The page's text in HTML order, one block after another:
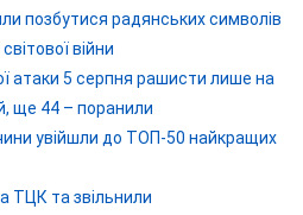
позбутися радянських символів
війни
атаки 5 серпня рашисти лише на
ще 44 – поранили
увійшли до ТОП-50 найкращих
ТЦК та звільнили